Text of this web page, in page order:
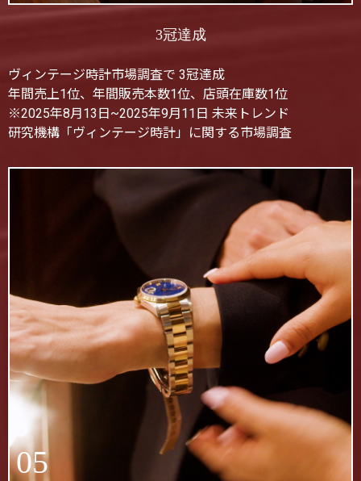
3冠達成
ヴィンテージ時計市場調査で 3冠達成
年間売上1位、年間販売本数1位、店頭在庫数1位
※2025年8月13日~2025年9月11日 未来トレンド
研究機構「ヴィンテージ時計」に関する市場調査
05